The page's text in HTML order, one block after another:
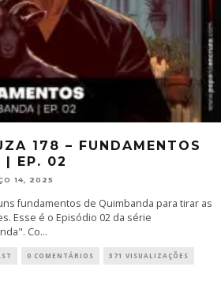
178 – FUNDAMENTOS
| EP. 02
14, 2025
fundamentos de Quimbanda para tirar as
Esse é o Episódio 02 da série
Co...
0 COMENTÁRIOS 371 VISUALIZAÇÕES